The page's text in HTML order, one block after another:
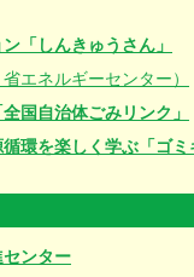
「しんきゅうさん」
エネルギーセンター）
国自治体ごみリンク」
環を楽しく学ぶ「ゴ
ンター